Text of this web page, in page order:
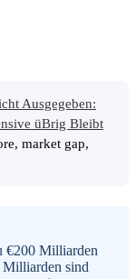
Ausgegeben:
üBrig Bleibt
market gap,
€200 Milliarden
sind